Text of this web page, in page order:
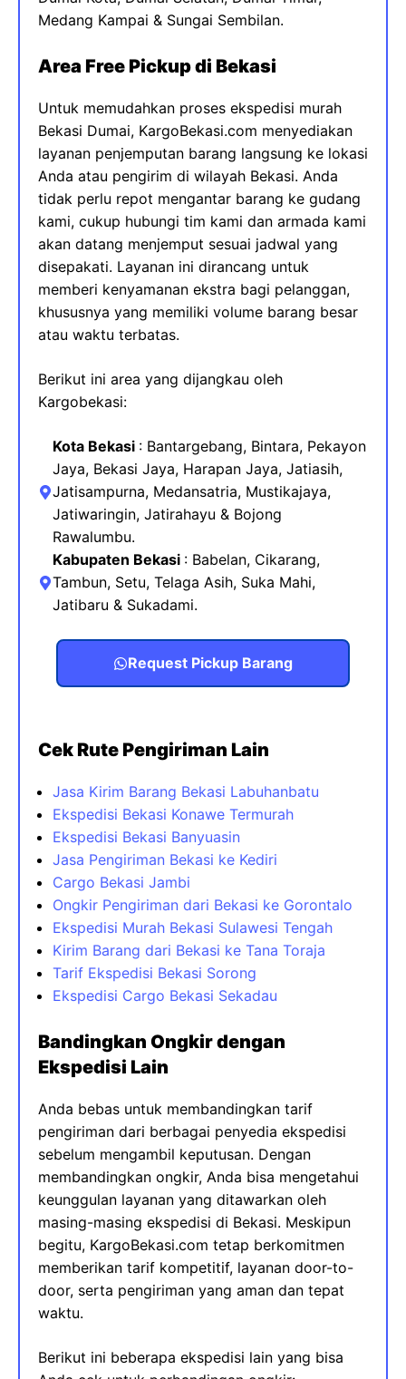
Medang Kampai & Sungai Sembilan.
Area Free Pickup di Bekasi
Untuk memudahkan proses ekspedisi murah
Bekasi Dumai, KargoBekasi.com menyediakan
layanan penjemputan barang langsung ke lokasi
Anda atau pengirim di wilayah Bekasi. Anda
tidak perlu repot mengantar barang ke gudang
kami, cukup hubungi tim kami dan armada kami
akan datang menjemput sesuai jadwal yang
disepakati. Layanan ini dirancang untuk
memberi kenyamanan ekstra bagi pelanggan,
khususnya yang memiliki volume barang besar
atau waktu terbatas.
Berikut ini area yang dijangkau oleh
Kargobekasi:
Kota Bekasi : Bantargebang, Bintara, Pekayon
Jaya, Bekasi Jaya, Harapan Jaya, Jatiasih,
Jatisampurna, Medansatria, Mustikajaya,
Jatiwaringin, Jatirahayu & Bojong
Rawalumbu.
Kabupaten Bekasi : Babelan, Cikarang,
Tambun, Setu, Telaga Asih, Suka Mahi,
Jatibaru & Sukadami.
Request Pickup Barang
Cek Rute Pengiriman Lain
Jasa Kirim Barang Bekasi Labuhanbatu
Ekspedisi Bekasi Konawe Termurah
Ekspedisi Bekasi Banyuasin
Jasa Pengiriman Bekasi ke Kediri
Cargo Bekasi Jambi
Ongkir Pengiriman dari Bekasi ke Gorontalo
Ekspedisi Murah Bekasi Sulawesi Tengah
Kirim Barang dari Bekasi ke Tana Toraja
Tarif Ekspedisi Bekasi Sorong
Ekspedisi Cargo Bekasi Sekadau
Bandingkan Ongkir dengan
Ekspedisi Lain
Anda bebas untuk membandingkan tarif
pengiriman dari berbagai penyedia ekspedisi
sebelum mengambil keputusan. Dengan
membandingkan ongkir, Anda bisa mengetahui
keunggulan layanan yang ditawarkan oleh
masing-masing ekspedisi di Bekasi. Meskipun
begitu, KargoBekasi.com tetap berkomitmen
memberikan tarif kompetitif, layanan door-to-
door, serta pengiriman yang aman dan tepat
waktu.
Berikut ini beberapa ekspedisi lain yang bisa